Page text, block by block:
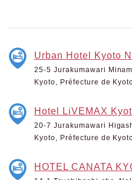
Urban Hotel Kyoto
25-5 Jurakumawari
Kyoto, Préfecture de
Hotel LiVEMAX
20-7 Jurakumawari
Kyoto, Préfecture de
HOTEL CANATA